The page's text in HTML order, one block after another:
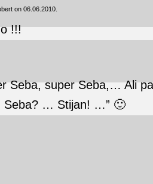
on 06.06.2010.
!!!
Seba, super Seba,… Ali
Seba? … Stijan! …” 🙂